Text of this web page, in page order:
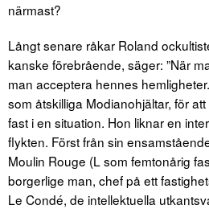
närmast?
Långt senare råkar Roland
kanske förebrående, säger: ”När
man acceptera hennes
som åtskilliga Modianohjältar, för
fast i en situation. Hon liknar en
flykten. Först från sin
Moulin Rouge (L som femtonårig
borgerlige man, chef på ett
Le Condé, de intellektuel­la